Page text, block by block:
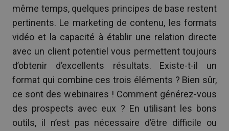
même temps, quelques principes de base restent
pertinents. Le marketing de contenu, les formats
vidéo et la capacité à établir une relation directe
avec un client potentiel vous permettent toujours
d’obtenir d’excellents résultats. Existe-t-il un
format qui combine ces trois éléments ? Bien sûr,
ce sont des webinaires ! Comment générez-vous
des prospects avec eux ? En utilisant les bons
outils, il n’est pas nécessaire d’être difficile ou